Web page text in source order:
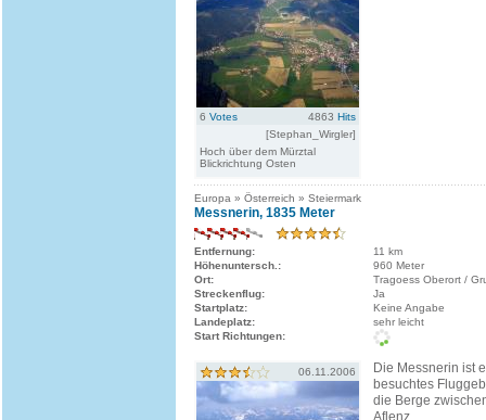
6 Votes 4863 Hits
[Stephan_Wirgler]
Hoch über dem Mürztal
Blickrichtung Osten
Europa » Österreich » Steiermark
Messnerin, 1835 Meter
Entfernung:
11 km
Höhenuntersch.:
960 Meter
Ort:
Tragoess Oberort /
Streckenflug:
Ja
Startplatz:
Keine Angabe
Landeplatz:
sehr leicht
Start Richtungen:
06.11.2006
Die Messnerin ist
besuchtes
die Berge
Aflenz.